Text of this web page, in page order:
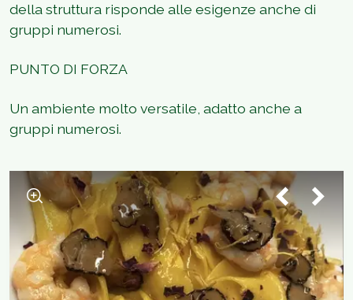
della struttura risponde alle esigenze anche di
gruppi numerosi.
PUNTO DI FORZA
Un ambiente molto versatile, adatto anche a
gruppi numerosi.